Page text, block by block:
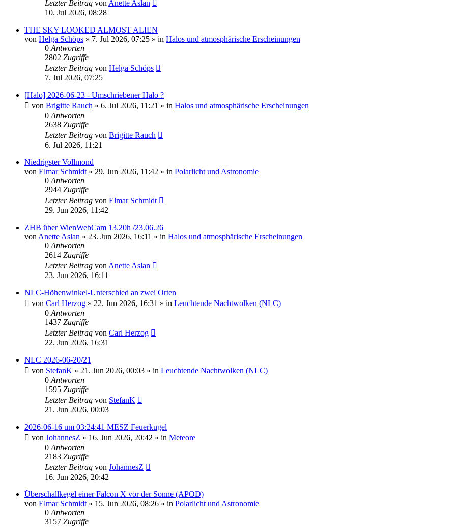
Letzter Beitrag von Anette Aslan
10. Jul 2026, 08:28
THE SKY LOOKED ALMOST ALIEN
von Helga Schöps » 7. Jul 2026, 07:25 » in Halos und atmosphärische Erscheinungen
0 Antworten
2802 Zugriffe
Letzter Beitrag von Helga Schöps
7. Jul 2026, 07:25
[Halo] 2026-06-23 - Umschriebener Halo ?
von Brigitte Rauch » 6. Jul 2026, 11:21 » in Halos und atmosphärische Erscheinungen
0 Antworten
2638 Zugriffe
Letzter Beitrag von Brigitte Rauch
6. Jul 2026, 11:21
Niedrigster Vollmond
von Elmar Schmidt » 29. Jun 2026, 11:42 » in Polarlicht und Astronomie
0 Antworten
2944 Zugriffe
Letzter Beitrag von Elmar Schmidt
29. Jun 2026, 11:42
ZHB über WienWebCam 13.20h /23.06.26
von Anette Aslan » 23. Jun 2026, 16:11 » in Halos und atmosphärische Erscheinungen
0 Antworten
2614 Zugriffe
Letzter Beitrag von Anette Aslan
23. Jun 2026, 16:11
NLC-Höhenwinkel-Unterschied an zwei Orten
von Carl Herzog » 22. Jun 2026, 16:31 » in Leuchtende Nachtwolken (NLC)
0 Antworten
1437 Zugriffe
Letzter Beitrag von Carl Herzog
22. Jun 2026, 16:31
NLC 2026-06-20/21
von StefanK » 21. Jun 2026, 00:03 » in Leuchtende Nachtwolken (NLC)
0 Antworten
1595 Zugriffe
Letzter Beitrag von StefanK
21. Jun 2026, 00:03
2026-06-16 um 03:24:41 MESZ Feuerkugel
von JohannesZ » 16. Jun 2026, 20:42 » in Meteore
0 Antworten
2183 Zugriffe
Letzter Beitrag von JohannesZ
16. Jun 2026, 20:42
Überschallkegel einer Falcon X vor der Sonne (APOD)
von Elmar Schmidt » 15. Jun 2026, 08:26 » in Polarlicht und Astronomie
0 Antworten
3157 Zugriffe